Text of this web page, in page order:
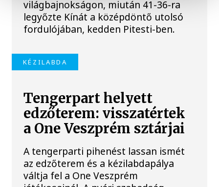
világbajnokságon, miután 41-36-ra
legyőzte Kínát a középdöntő utolsó
fordulójában, kedden Pitesti-ben.
KÉZILABDA
Tengerpart helyett
edzőterem: visszatértek
a One Veszprém sztárjai
A tengerparti pihenést lassan ismét
az edzőterem és a kézilabdapálya
váltja fel a One Veszprém